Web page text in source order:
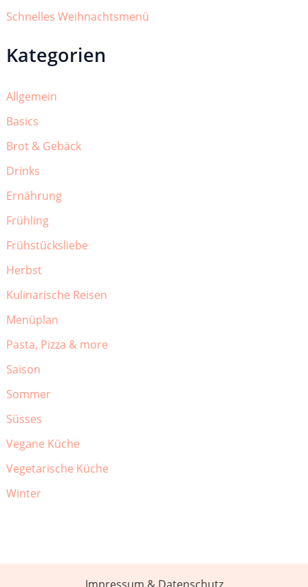
Schnelles Weihnachtsmenü
Kategorien
Allgemein
Basics
Brot & Gebäck
Drinks
Ernährung
Frühling
Frühstücksliebe
Herbst
Kulinarische Reisen
Menüplan
Pasta, Pizza & more
Saison
Sommer
Süsses
Vegane Küche
Vegetarische Küche
Winter